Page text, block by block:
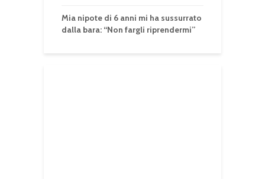
Mia nipote di 6 anni mi ha sussurrato
dalla bara: “Non fargli riprendermi”